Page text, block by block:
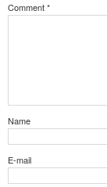
Comment*
Name
E-mail